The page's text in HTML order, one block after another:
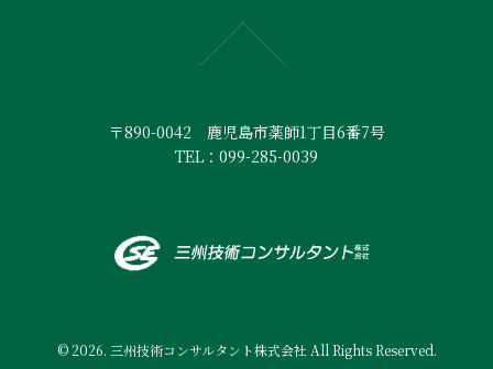
〒890-0042 鹿児島市薬師1丁目6番7号
TEL：099-285-0039
© 2026. 三州技術コンサルタント株式会社 All Rights Reserved.